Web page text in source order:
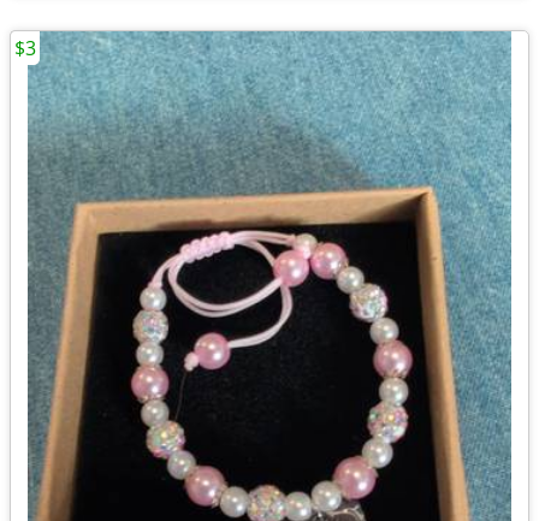
$3